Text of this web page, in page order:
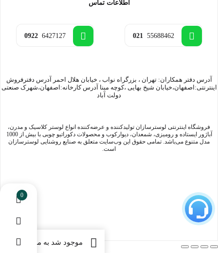
موجود شد به من اطلاع بده
0
اطلاعات تماس
021 55688462
0922 6427127
آدرس دفتر همکاران: تهران ، بزرگراه نواب ، خیابان هلال احمر آدرس دفترفروش
اینترنتی:اصفهان،خیابان شیخ بهایی ،کوچه مینا آدرس کارخانه:اصفهان،شهرک صنعتی
دولت آباد
فروشگاه اینترنتی لوسترسازان تولیدکننده و عرضه‌کننده انواع لوستر کلاسیک و مدرن،
آباژور ایستاده و رومیزی، شمعدان، دیوارکوب و محصولات دکوراتیو چوبی با بیش از 1000
مدل متنوع می‌باشد. تمامی حقوق این وب‌سایت متعلق به صنایع روشنایی لوسترسازان
است.